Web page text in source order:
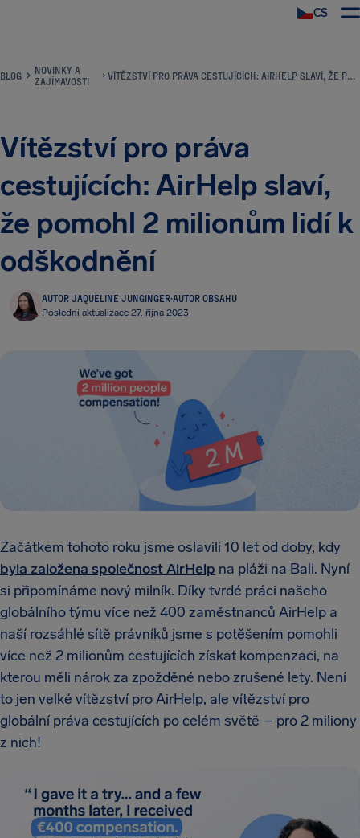
CS
BLOG
NOVINKY A
ZAJÍMAVOSTI
VÍTĚZSTVÍ PRO PRÁVA CESTUJÍCÍCH: AIRHELP SLAVÍ, ŽE POMOHL 2 MILIONŮM LIDÍ K ODŠKODNĚNÍ
Vítězství pro práva
cestujících: AirHelp slaví,
že pomohl 2 milionům lidí k
odškodnění
AUTOR JAQUELINE JUNGINGER·AUTOR OBSAHU
Poslední aktualizace 27. října 2023
Začátkem tohoto roku jsme oslavili 10 let od doby, kdy
byla založena společnost AirHelp na pláži na Bali. Nyní
si připomínáme nový milník. Díky tvrdé práci našeho
globálního týmu více než 400 zaměstnanců AirHelp a
naší rozsáhlé sítě právníků jsme s potěšením pomohli
více než 2 milionům cestujících získat kompenzaci, na
kterou měli nárok za zpožděné nebo zrušené lety. Není
to jen velké vítězství pro AirHelp, ale vítězství pro
globální práva cestujících po celém světě – pro 2 miliony
z nich!